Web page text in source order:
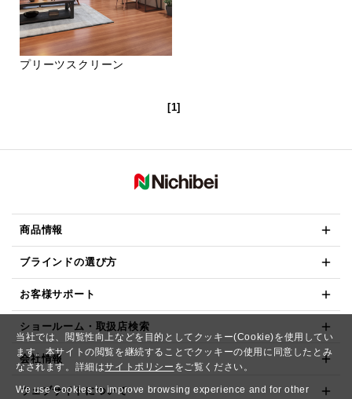
当社では、閲覧性向上などを目的としてクッキー(Cookie)を使用してい
ます。本サイトの閲覧を継続することでクッキーの使用に同意したとみ
なされます。詳細はサイトポリシー をご覧ください。
We use Cookies to improve browsing experience and for other
プリーツスクリーン
[1]
商品情報
ブラインドの選び方
お客様サポート
ショールーム・取扱店検索
会社情報
ウェブサイトについて